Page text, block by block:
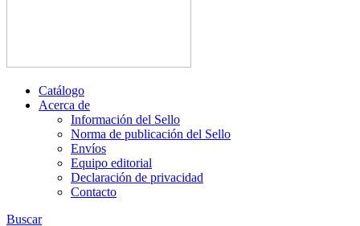
Catálogo
Acerca de
Información del Sello
Norma de publicación del Sello
Envíos
Equipo editorial
Declaración de privacidad
Contacto
Buscar